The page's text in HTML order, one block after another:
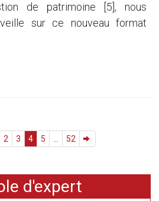
de patrimoine [5], nous
sur ce nouveau format
2 3 4 5 52
d'expert